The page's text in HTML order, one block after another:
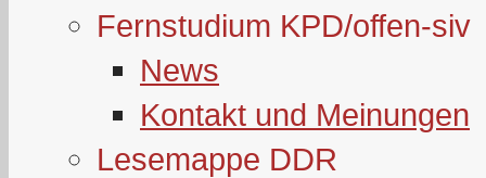
Fernstudium KPD/offen-siv
News
Kontakt und Meinungen
Lesemappe DDR